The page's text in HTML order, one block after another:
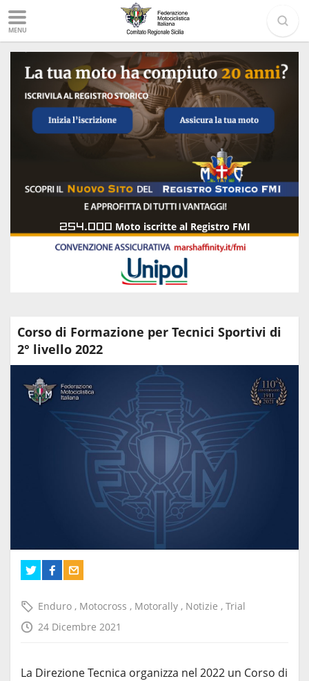
MENU
254.000 Moto iscritte al Registro FMI
Corso di Formazione per Tecnici Sportivi di
2° livello 2022
Enduro , Motocross , Motorally , Notizie , Trial
24 Dicembre 2021
La Direzione Tecnica organizza nel 2022 un Corso di